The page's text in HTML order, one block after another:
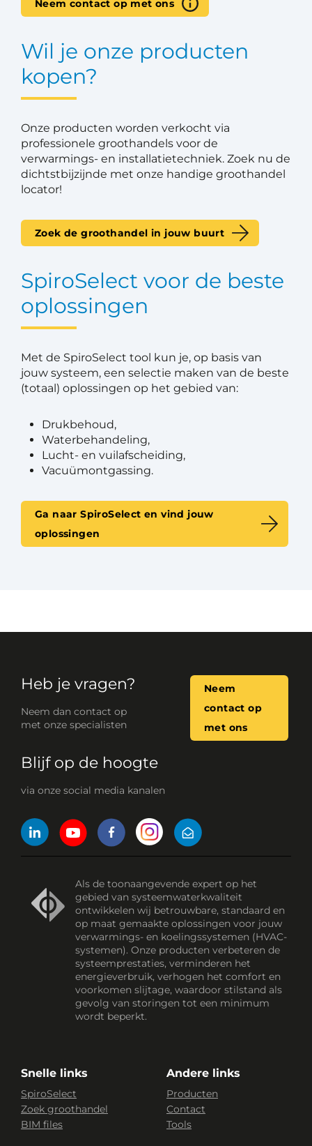
Neem contact op met ons
Wil je onze producten
kopen?
Onze producten worden verkocht via
professionele groothandels voor de
verwarmings- en installatietechniek. Zoek nu de
dichtstbijzijnde met onze handige groothandel
locator!
Zoek de groothandel in jouw buurt
SpiroSelect voor de beste
oplossingen
Met de SpiroSelect tool kun je, op basis van
jouw systeem, een selectie maken van de beste
(totaal) oplossingen op het gebied van:
Drukbehoud,
Waterbehandeling,
Lucht- en vuilafscheiding,
Vacuümontgassing.
Ga naar SpiroSelect en vind jouw
oplossingen
Heb je vragen?
Neem dan contact op
met onze specialisten
Neem
contact op
met ons
Blijf op de hoogte
via onze social media kanalen
Als de toonaangevende expert op het
gebied van systeemwaterkwaliteit
ontwikkelen wij betrouwbare, standaard en
op maat gemaakte oplossingen voor jouw
verwarmings- en koelingssystemen (HVAC-
systemen). Onze producten verbeteren de
systeemprestaties, verminderen het
energieverbruik, verhogen het comfort en
voorkomen slijtage, waardoor stilstand als
gevolg van storingen tot een minimum
wordt beperkt.
Snelle links
SpiroSelect
Zoek groothandel
BIM files
Andere links
Producten
Contact
Tools